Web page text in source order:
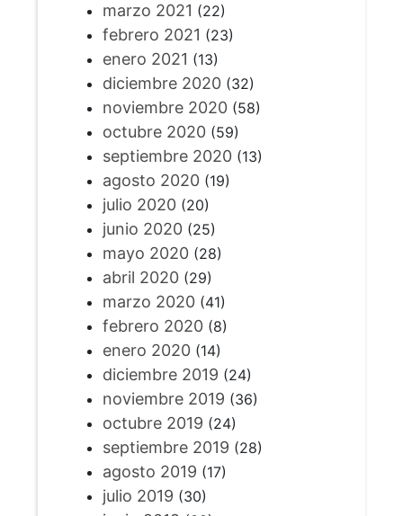
marzo 2021 (22)
febrero 2021 (23)
enero 2021 (13)
diciembre 2020(32)
noviembre 2020(58)
octubre 2020(59)
septiembre 2020(13)
agosto 2020(19)
julio 2020(20)
junio 2020(25)
mayo 2020(28)
abril 2020(29)
marzo 2020(41)
febrero 2020(8)
enero 2020(14)
diciembre 2019 (24)
noviembre 2019 (36)
octubre 2019 (24)
septiembre 2019 (28)
agosto 2019 (17)
julio 2019 (30)